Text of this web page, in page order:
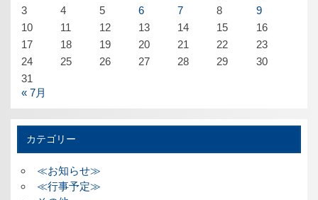
3
4 5 6 7 8
9
10
11 12 13 14 15
16
17
18 19 20 21 22
23
24
25 26 27 28 29
30
31
« 7月
カテゴリー
≪お知らせ≫
≪行事予定≫